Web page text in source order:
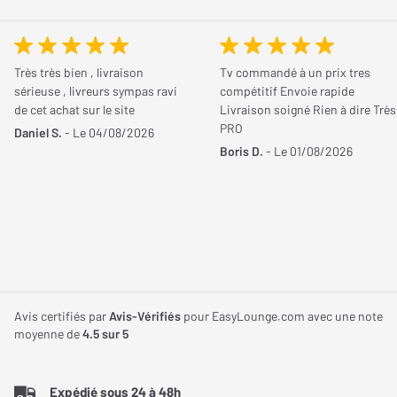
technologique contribue à des performances sonores encore
plus grandioses en hi-fi et en home-cinéma.
La révolution de la membrane Continuum dans
des B&W 607 S3
Très très bien , livraison
sérieuse , livreurs sympas ravi
de cet achat sur le site
Daniel S. - Le 04/08/2026
Tv commandé à un prix tres
compétitif Envoie rapide
Livraison soigné Rien à dire Très
PRO
Boris D. - Le 01/08/2026
Avis certifiés parAvis-Vérifiés pour EasyLounge.com avec une note
moyenne de4.5sur 5
Expédié sous 24 à 48h